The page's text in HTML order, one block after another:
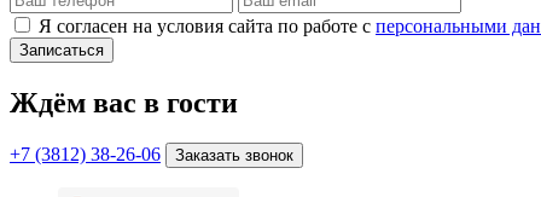
Я согласен на условия сайта по работе с персональными
Записаться
Ждём вас в гости
+7 (3812) 38-26-06 Заказать звонок